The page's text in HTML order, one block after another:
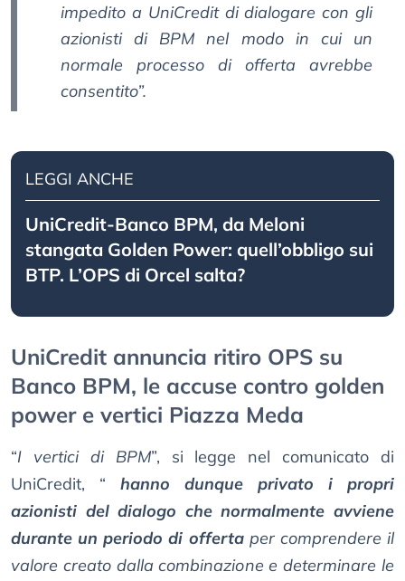
impedito a UniCredit di dialogare con gli
azionisti di BPM nel modo in cui un
normale processo di offerta avrebbe
consentito”.
LEGGI ANCHE
UniCredit-Banco BPM, da Meloni
stangata Golden Power: quell’obbligo sui
BTP. L’OPS di Orcel salta?
UniCredit annuncia ritiro OPS su
Banco BPM, le accuse contro golden
power e vertici Piazza Meda
“I vertici di BPM”, si legge nel comunicato di
UniCredit, “
hanno dunque privato i propri
azionisti del dialogo che normalmente avviene
durante un periodo di offertaper comprendere il
valore creato dalla combinazione e determinare le